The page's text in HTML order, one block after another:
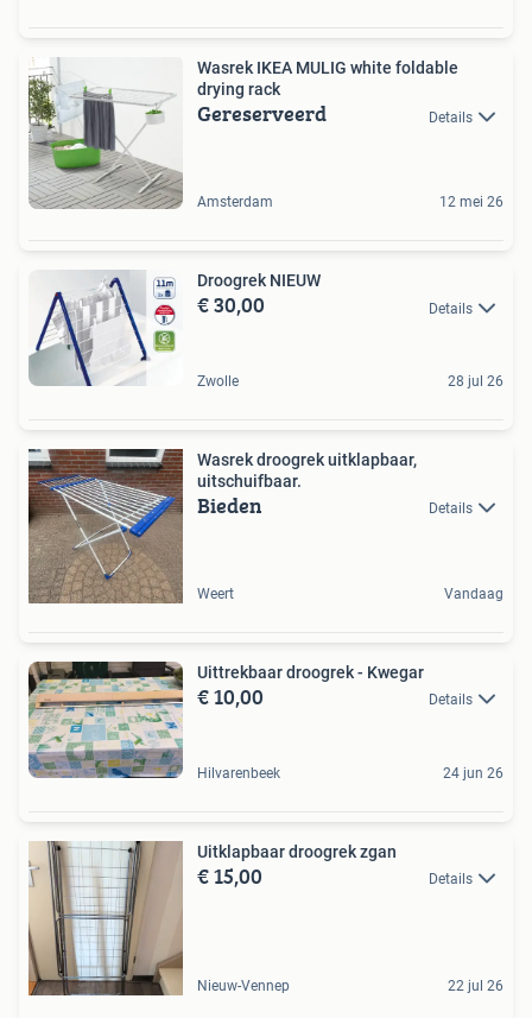
Wasrek IKEA MULIG white foldable
drying rack
Gereserveerd Details
Amsterdam 12 mei 26
Droogrek NIEUW
€ 30,00 Details
Zwolle 28 jul 26
Wasrek droogrek uitklapbaar,
uitschuifbaar.
Bieden Details
Weert Vandaag
Uittrekbaar droogrek - Kwegar
€ 10,00 Details
Hilvarenbeek 24 jun 26
Uitklapbaar droogrek zgan
€ 15,00 Details
Nieuw-Vennep 22 jul 26